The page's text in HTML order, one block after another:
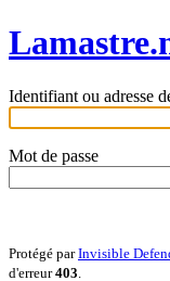
Identifiant ou adresse
Mot de passe
Protégé parInvisible
d'erreur403